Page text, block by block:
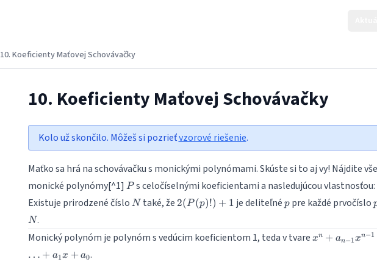
10. Koeficienty Maťovej Schovávačky
10. Koeficienty Maťovej Schovávačky
Kolo už skončilo. Môžeš si pozrieťvzorové riešenie.
Maťko sa hrá na schovávačku s monickými polynómami. Skúste si to aj vy! Nájdite
monické polynómy[^1] P
Ps celočíselnými koeficientami a nasledujúcou vlastnosťou:
Existuje prirodzené číslo N
N také, že 2(P(p)!)
+ 1
2(P (p)!) + 1 je deliteľnép
p pre každé prvočíslo
N.
Monický polynóm je polynóm s vedúcim koeficientom 1, teda v tvare x^n +
xn + an−1 xn−1
… + a1 x + a0.